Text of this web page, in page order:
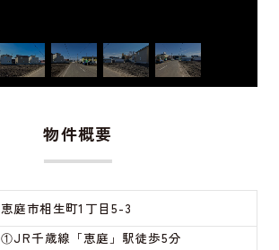
物件概要
恵庭市相生町1丁目5-3
①JR千歳線「恵庭」駅徒歩5分